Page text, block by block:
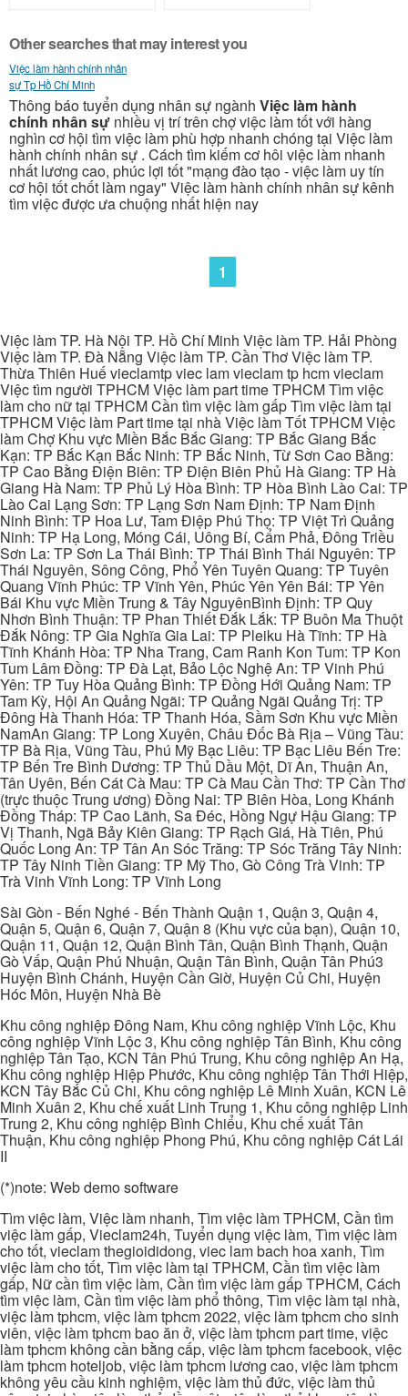
Other searches that may interest you
Việc làm hành chính nhân
sự Tp Hồ Chí Minh
Thông báo tuyển dụng nhân sự ngành Việc làm hành
chính nhân sự nhiều vị trí trên chợ việc làm tốt với hàng
nghìn cơ hội tìm việc làm phù hợp nhanh chóng tại Việc làm
hành chính nhân sự . Cách tìm kiếm cơ hôi việc làm nhanh
nhất lương cao, phúc lợi tốt "mạng đào tạo - việc làm uy tín
cơ hội tốt chốt làm ngay" Việc làm hành chính nhân sự kênh
tìm việc được ưa chuộng nhất hiện nay
1
Việc làm TP. Hà Nội TP. Hồ Chí Minh Việc làm TP. Hải Phòng
Việc làm TP. Đà Nẵng Việc làm TP. Cần Thơ Việc làm TP.
Thừa Thiên Huế vieclamtp viec lam vieclam tp hcm vieclam
Việc tìm người TPHCM Việc làm part time TPHCM Tìm việc
làm cho nữ tại TPHCM Cần tìm việc làm gấp Tìm việc làm tại
TPHCM Việc làm Part time tại nhà Việc làm Tốt TPHCM Việc
làm Chợ Khu vực Miền Bắc Bắc Giang: TP Bắc Giang Bắc
Kạn: TP Bắc Kạn Bắc Ninh: TP Bắc Ninh, Từ Sơn Cao Bằng:
TP Cao Bằng Điện Biên: TP Điện Biên Phủ Hà Giang: TP Hà
Giang Hà Nam: TP Phủ Lý Hòa Bình: TP Hòa Bình Lào Cai: TP
Lào Cai Lạng Sơn: TP Lạng Sơn Nam Định: TP Nam Định
Ninh Bình: TP Hoa Lư, Tam Điệp Phú Thọ: TP Việt Trì Quảng
Ninh: TP Hạ Long, Móng Cái, Uông Bí, Cẩm Phả, Đông Triều
Sơn La: TP Sơn La Thái Bình: TP Thái Bình Thái Nguyên: TP
Thái Nguyên, Sông Công, Phổ Yên Tuyên Quang: TP Tuyên
Quang Vĩnh Phúc: TP Vĩnh Yên, Phúc Yên Yên Bái: TP Yên
Bái Khu vực Miền Trung & Tây NguyênBình Định: TP Quy
Nhơn Bình Thuận: TP Phan Thiết Đắk Lắk: TP Buôn Ma Thuột
Đắk Nông: TP Gia Nghĩa Gia Lai: TP Pleiku Hà Tĩnh: TP Hà
Tĩnh Khánh Hòa: TP Nha Trang, Cam Ranh Kon Tum: TP Kon
Tum Lâm Đồng: TP Đà Lạt, Bảo Lộc Nghệ An: TP Vinh Phú
Yên: TP Tuy Hòa Quảng Bình: TP Đồng Hới Quảng Nam: TP
Tam Kỳ, Hội An Quảng Ngãi: TP Quảng Ngãi Quảng Trị: TP
Đông Hà Thanh Hóa: TP Thanh Hóa, Sầm Sơn Khu vực Miền
NamAn Giang: TP Long Xuyên, Châu Đốc Bà Rịa – Vũng Tàu:
TP Bà Rịa, Vũng Tàu, Phú Mỹ Bạc Liêu: TP Bạc Liêu Bến Tre:
TP Bến Tre Bình Dương: TP Thủ Dầu Một, Dĩ An, Thuận An,
Tân Uyên, Bến Cát Cà Mau: TP Cà Mau Cần Thơ: TP Cần Thơ
(trực thuộc Trung ương) Đồng Nai: TP Biên Hòa, Long Khánh
Đồng Tháp: TP Cao Lãnh, Sa Đéc, Hồng Ngự Hậu Giang: TP
Vị Thanh, Ngã Bảy Kiên Giang: TP Rạch Giá, Hà Tiên, Phú
Quốc Long An: TP Tân An Sóc Trăng: TP Sóc Trăng Tây Ninh:
TP Tây Ninh Tiền Giang: TP Mỹ Tho, Gò Công Trà Vinh: TP
Trà Vinh Vĩnh Long: TP Vĩnh Long
Sài Gòn - Bến Nghé - Bến Thành Quận 1, Quận 3, Quận 4,
Quận 5, Quận 6, Quận 7, Quận 8 (Khu vực của bạn), Quận 10,
Quận 11, Quận 12, Quận Bình Tân, Quận Bình Thạnh, Quận
Gò Vấp, Quận Phú Nhuận, Quận Tân Bình, Quận Tân Phú3
Huyện Bình Chánh, Huyện Cần Giờ, Huyện Củ Chi, Huyện
Hóc Môn, Huyện Nhà Bè
Khu công nghiệp Đông Nam, Khu công nghiệp Vĩnh Lộc, Khu
công nghiệp Vĩnh Lộc 3, Khu công nghiệp Tân Bình, Khu công
nghiệp Tân Tạo, KCN Tân Phú Trung, Khu công nghiệp An Hạ,
Khu công nghiệp Hiệp Phước, Khu công nghiệp Tân Thới Hiệp,
KCN Tây Bắc Củ Chi, Khu công nghiệp Lê Minh Xuân, KCN Lê
Minh Xuân 2, Khu chế xuất Linh Trung 1, Khu công nghiệp Linh
Trung 2, Khu công nghiệp Bình Chiểu, Khu chế xuất Tân
Thuận, Khu công nghiệp Phong Phú, Khu công nghiệp Cát Lái
II
(*)note: Web demo software
Tìm việc làm, Việc làm nhanh, Tìm việc làm TPHCM, Cần tìm
việc làm gấp, Vieclam24h, Tuyển dụng việc làm, Tìm việc làm
cho tốt, vieclam thegioididong, viec lam bach hoa xanh, Tìm
việc làm cho tốt, Tìm việc làm tại TPHCM, Cần tìm việc làm
gấp, Nữ cần tìm việc làm, Cần tìm việc làm gấp TPHCM, Cách
tìm việc làm, Cần tìm việc làm phổ thông, Tìm việc làm tại nhà,
việc làm tphcm, việc làm tphcm 2022, việc làm tphcm cho sinh
viên, việc làm tphcm bao ăn ở, việc làm tphcm part time, việc
làm tphcm không cần bằng cấp, việc làm tphcm facebook, việc
làm tphcm hoteljob, việc làm tphcm lương cao, việc làm tphcm
không yêu cầu kinh nghiệm, việc làm thủ đức, việc làm thủ